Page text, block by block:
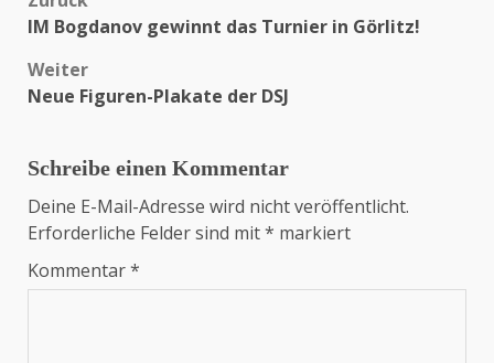
IM Bogdanov gewinnt das Turnier in Görlitz!
Weiter
Neue Figuren-Plakate der DSJ
Schreibe einen Kommentar
Deine E-Mail-Adresse wird nicht veröffentlicht.
Erforderliche Felder sind mit* markiert
Kommentar*